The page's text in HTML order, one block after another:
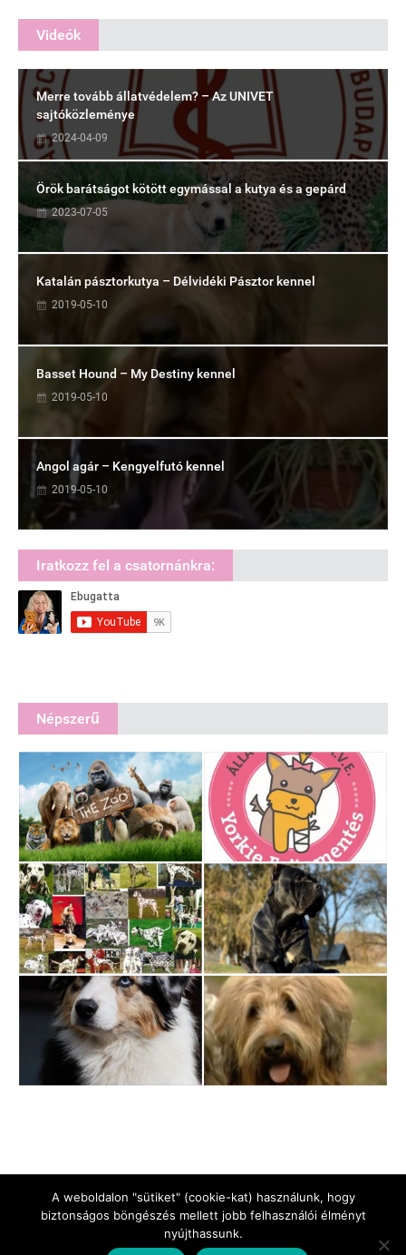
Videók
Merre tovább állatvédelem? – Az UNIVET
sajtóközleménye
2024-04-09
Örök barátságot kötött egymással a kutya és a gepárd
2023-07-05
Katalán pásztorkutya – Délvidéki Pásztor kennel
2019-05-10
Basset Hound – My Destiny kennel
2019-05-10
Angol agár – Kengyelfutó kennel
2019-05-10
Iratkozz fel a csatornánkra:
Népszerű
Jogi Nyilatkozat Impresszum Adatkezelési tájékoztató
A weboldalon "sütiket" (cookie-kat) használunk, hogy
biztonságos böngészés mellett jobb felhasználói élményt
nyújthassunk.